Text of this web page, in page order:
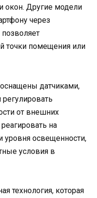
окон. Другие модели
через
точки помещения или
датчиками,
от внешних
на
уровня освещенности,
условия в
технология, которая